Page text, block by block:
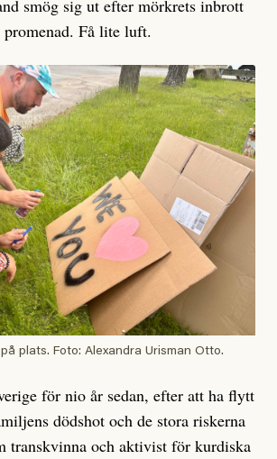
smög sig ut efter mörkrets inbrott
Få lite luft.
plats. Foto: Alexandra Urisman Otto.
för nio år sedan, efter att ha flytt
dödshot och de stora riskerna
transkvinna och aktivist för kurdiska